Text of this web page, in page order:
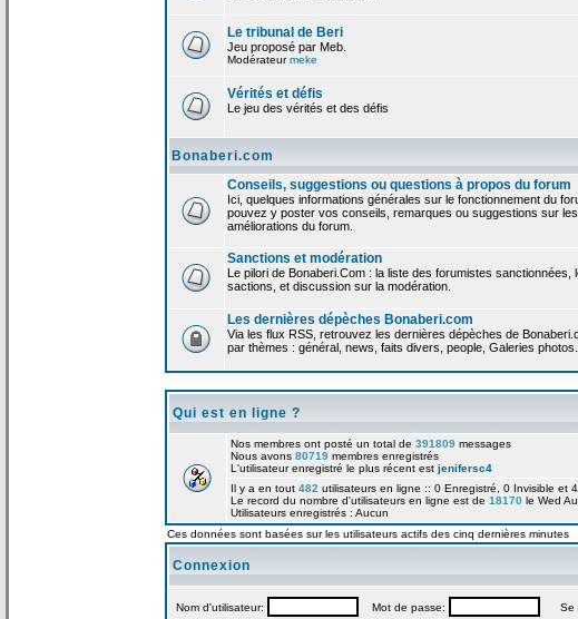
Le tribunal de Beri
Jeu proposé par Meb.
Modérateurmeke
Vérités et défis
Le jeu des vérités et des défis
Bonaberi.com
Conseils, suggestions ou questions à propos du forum
Ici, quelques informations générales sur le fonctionnement du
pouvez y poster vos conseils, remarques ou suggestions sur
améliorations du forum.
Sanctions et modération
Le pilori de Bonaberi.Com : la liste des forumistes sanctionnées,
sactions, et discussion sur la modération.
Les dernières dépèches Bonaberi.com
Via les flux RSS, retrouvez les dernières dépèches de
par thèmes : général, news, faits divers, people, Galeries photos...
Qui est en ligne ?
Nos membres ont posté un total de 391809 messages
Nous avons 80719 membres enregistrés
L'utilisateur enregistré le plus récent est jenifersc4
Il y a en tout 482 utilisateurs en ligne :: 0 Enregistré, 0 Invisible et
Le record du nombre d'utilisateurs en ligne est de 18170 le Wed
Utilisateurs enregistrés : Aucun
Ces données sont basées sur les utilisateurs actifs des cinq dernières minutes
Connexion
Nom d'utilisateur: Mot de passe: Se